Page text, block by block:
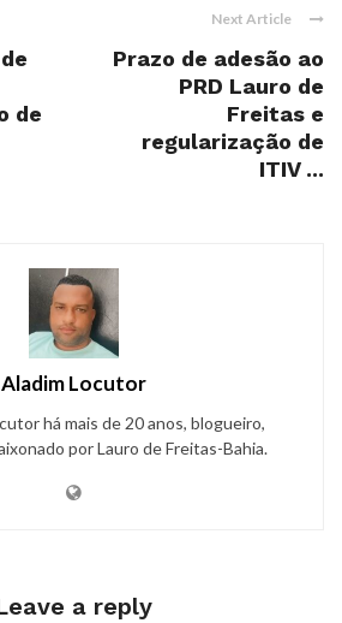
de
Next Article
Prazo de adesão ao
PRD Lauro de
Freitas e
regularização de
ITIV ...
Aladim Locutor
há mais de 20 anos, blogueiro,
por Lauro de Freitas-Bahia.
a reply